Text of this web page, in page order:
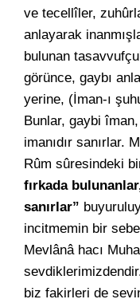
ve tecellîler,
anlayarak
bulunan
görünce, gaybı
yerine, (İman-ı
Bunlar, gaybi
imanıdır sanırlar.
Rûm sûresindeki
fırkada
sanırlar”
incitmemin bir
Mevlânâ hacı
biz fakirleri de